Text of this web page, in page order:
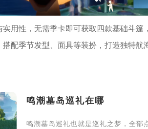
用性，无需季卡即可获取四款基础斗
配季节发型、面具等装扮，打造独特航
鸣潮墓岛巡礼在哪
鸣潮墓岛巡礼也就是巡礼之梦，全部